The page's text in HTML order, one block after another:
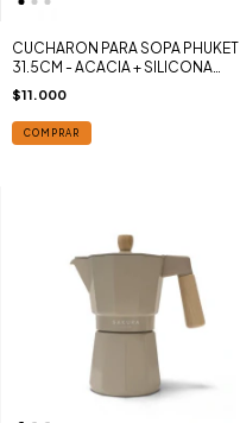
CUCHARON PARA SOPA PHUKET
31.5CM - ACACIA + SILICONA
MARMOLADA BLACK SAKURA
$11.000
COMPRAR